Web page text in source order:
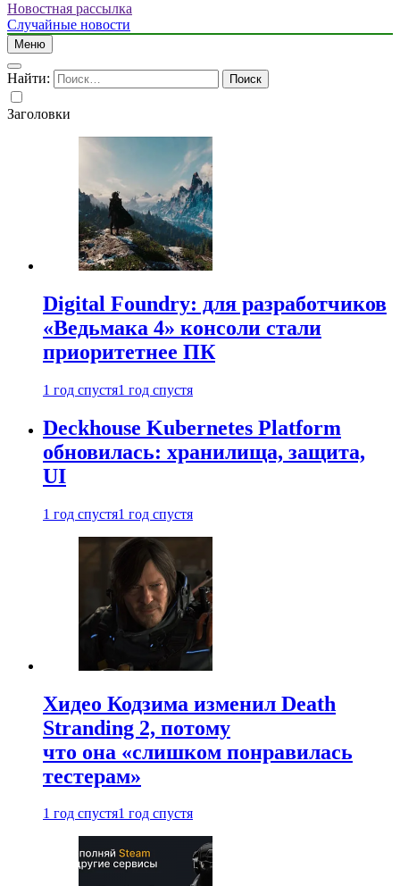
Новостная рассылка
Случайные новости
Меню
Найти:
Заголовки
Digital Foundry: для разработчиков
«Ведьмака 4» консоли стали
приоритетнее ПК
1 год спустя1 год спустя
Deckhouse Kubernetes Platform
обновилась: хранилища, защита,
UI
1 год спустя1 год спустя
Хидео Кодзима изменил Death
Stranding 2, потому
что она «слишком понравилась
тестерам»
1 год спустя1 год спустя